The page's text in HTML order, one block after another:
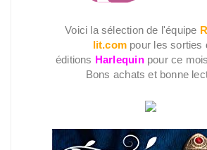
Voici la sélection de l'équipe
lit.com pour les sorties
éditions Harlequin pour ce
Bons achats et bonne